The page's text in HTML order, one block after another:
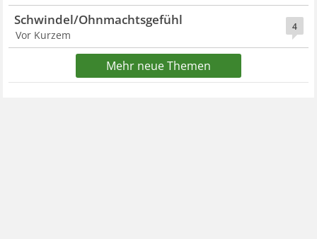
4
Schwindel/Ohnmachtsgefühl
Vor Kurzem
Mehr neue Themen